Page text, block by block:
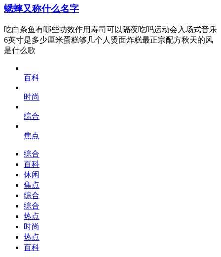
蟋蟀又称什么名字
吃白条鱼有哪些功效作用寿司可以隔夜吃吗运动会入场式音乐
6英寸是多少厘米蛋糕够几个人烫面炸糕最正宗配方秋天的风
是什么歌
百科
时尚
综合
焦点
综合
百科
休闲
焦点
综合
综合
热点
时尚
热点
百科